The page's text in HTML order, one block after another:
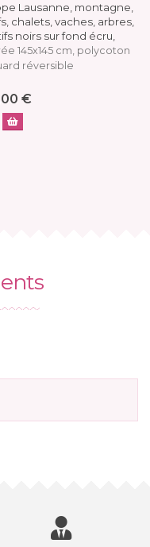
Lausanne, montagne,
chalets, vaches, arbres,
noirs sur fond écru,
145x145 cm, polycoton
réversible
€